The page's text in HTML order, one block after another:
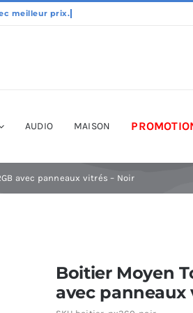
AUDIO MAISON
avec panneaux vitrés – Noir
Boitier Moyen
avec panneaux